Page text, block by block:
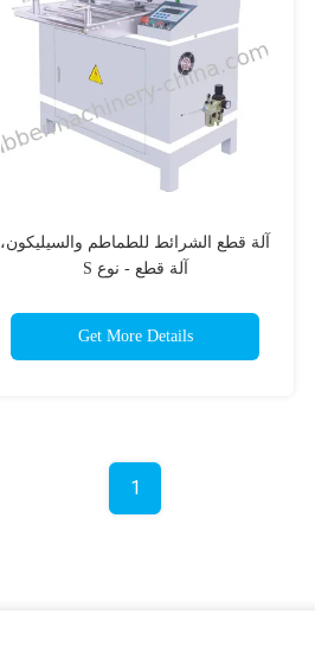
آلة قطع الشرائط للطماطم والسيليكون،
آلة قطع - نوع S
Get More Details
1